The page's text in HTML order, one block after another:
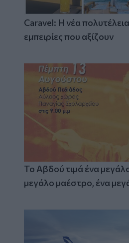
Caravel: Η νέα
εμπειρίες που αξίζουν
Το Αβδού τιμά ένα
μεγάλο μαέστρο, ένα